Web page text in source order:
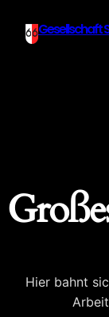
Gesellschaft
Hier bahnt